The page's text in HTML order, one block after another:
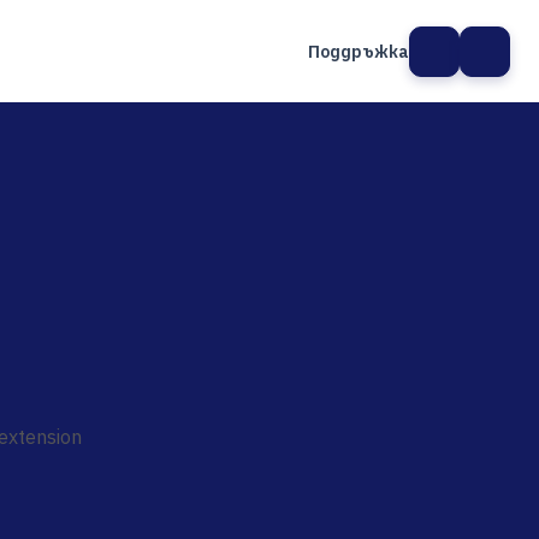
Поддръжка